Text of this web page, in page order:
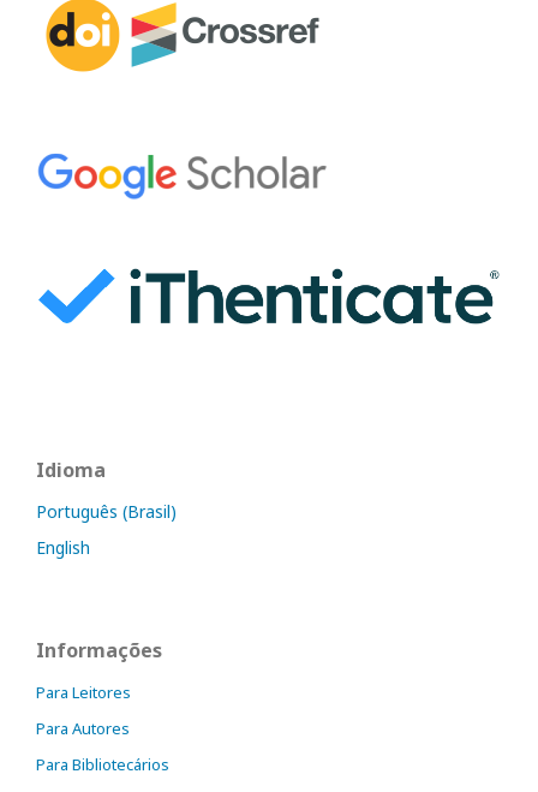
Idioma
Português (Brasil)
English
Informações
Para Leitores
Para Autores
Para Bibliotecários